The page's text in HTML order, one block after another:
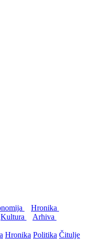
Hronika
Kultura
Arhiva
Hronika Politika Čitulje